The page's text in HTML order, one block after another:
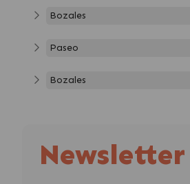
Bozales
Paseo
Bozales
Newsletter